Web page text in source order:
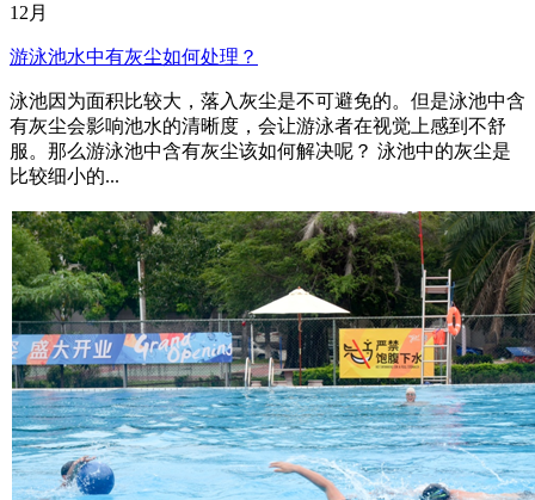
12月
游泳池水中有灰尘如何处理？
泳池因为面积比较大，落入灰尘是不可避免的。但是泳池中含
有灰尘会影响池水的清晰度，会让游泳者在视觉上感到不舒
服。那么游泳池中含有灰尘该如何解决呢？ 泳池中的灰尘是
比较细小的...